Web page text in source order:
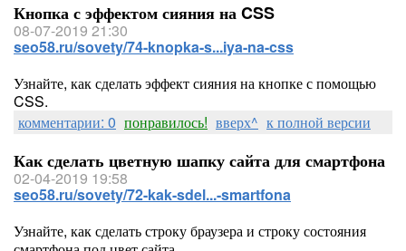
Кнопка с эффектом сияния на CSS
08-07-2019 21:30
seo58.ru/sovety/74-knopka-s...iya-na-css
Узнайте, как сделать эффект сияния на кнопке с помощью
CSS.
комментарии: 0 понравилось! вверх^ к полной версии
Как сделать цветную шапку сайта для смартфона
02-04-2019 19:58
seo58.ru/sovety/72-kak-sdel...-smartfona
Узнайте, как сделать строку браузера и строку состояния